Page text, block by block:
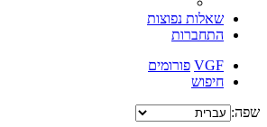
שאלות נפוצות
התחברות
VGF פורומים
חיפוש
שפה: